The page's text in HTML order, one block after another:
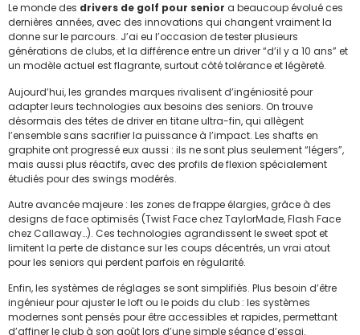
Le monde des drivers de golf pour senior a beaucoup évolué ces
dernières années, avec des innovations qui changent vraiment la
donne sur le parcours. J’ai eu l’occasion de tester plusieurs
générations de clubs, et la différence entre un driver “d’il y a 10 ans” et
un modèle actuel est flagrante, surtout côté tolérance et légèreté.
Aujourd’hui, les grandes marques rivalisent d’ingéniosité pour
adapter leurs technologies aux besoins des seniors. On trouve
désormais des têtes de driver en titane ultra-fin, qui allègent
l’ensemble sans sacrifier la puissance à l’impact. Les shafts en
graphite ont progressé eux aussi : ils ne sont plus seulement “légers”,
mais aussi plus réactifs, avec des profils de flexion spécialement
étudiés pour des swings modérés.
Autre avancée majeure : les zones de frappe élargies, grâce à des
designs de face optimisés (Twist Face chez TaylorMade, Flash Face
chez Callaway…). Ces technologies agrandissent le sweet spot et
limitent la perte de distance sur les coups décentrés, un vrai atout
pour les seniors qui perdent parfois en régularité.
Enfin, les systèmes de réglages se sont simplifiés. Plus besoin d’être
ingénieur pour ajuster le loft ou le poids du club : les systèmes
modernes sont pensés pour être accessibles et rapides, permettant
d’affiner le club à son goût lors d’une simple séance d’essai.